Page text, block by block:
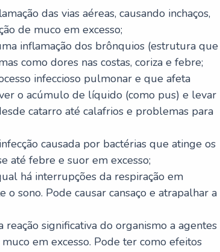
das vias aéreas, causando inchaços,
de muco em excesso;
inflamação dos brônquios (estrutura que
como dores nas costas, coriza e febre;
infeccioso pulmonar e que afeta
o acúmulo de líquido (como pus) e levar
catarro até calafrios e problemas para
causada por bactérias que atinge os
até febre e suor em excesso;
há interrupções da respiração em
sono. Pode causar cansaço e atrapalhar a
significativa do organismo a agentes
em excesso. Pode ter como efeitos